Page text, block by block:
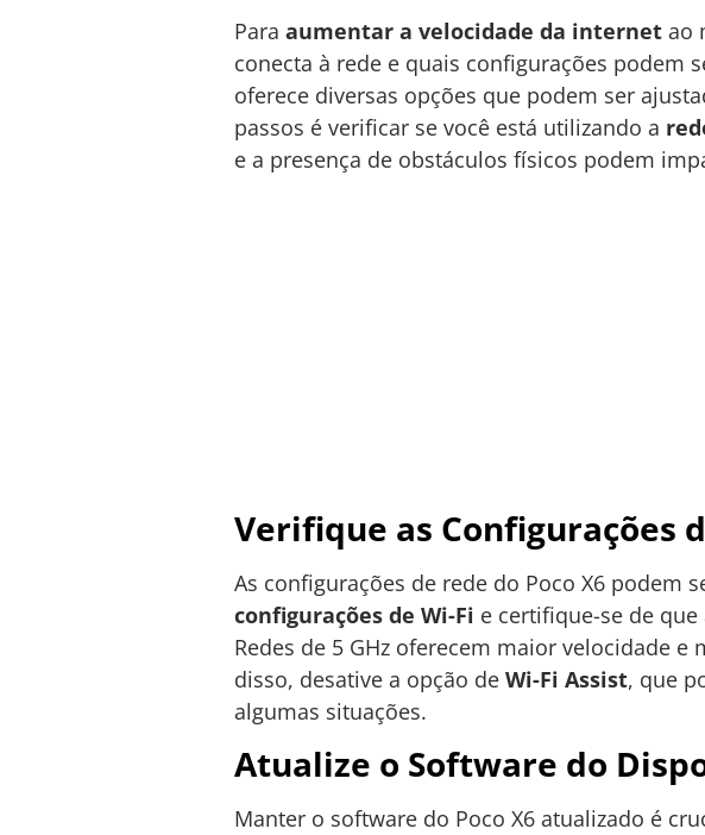
Para aumentar a velocidade da internet ao
conecta à rede e quais configurações podem
oferece diversas opções que podem ser
passos é verificar se você está utilizando a
e a presença de obstáculos físicos podem
Verifique as Configurações
As configurações de rede do Poco X6 podem
configurações de Wi-Fi e certifique-se de que
Redes de 5 GHz oferecem maior velocidade
disso, desative a opção de Wi-Fi Assist, que
algumas situações.
Atualize o Software do
Manter o software do Poco X6 atualizado é